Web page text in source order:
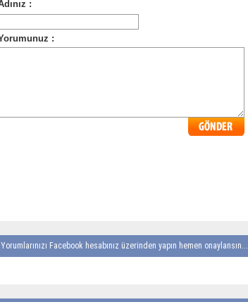
Yorumlarınızı Facebook hesabınız üzerinden yapın hemen onaylansın...